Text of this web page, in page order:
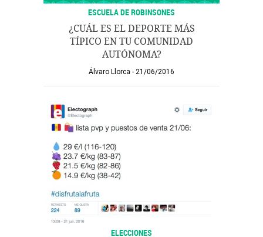
ESCUELA DE ROBINSONES
¿CUÁL ES EL DEPORTE MÁS
TÍPICO EN TU COMUNIDAD
AUTÓNOMA?
Álvaro Llorca 21/06/2016
ELECCIONES